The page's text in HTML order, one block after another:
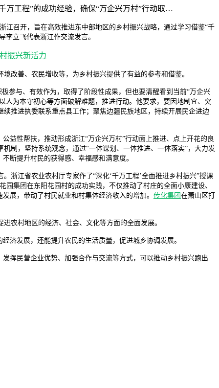
万工程”的成功经验，确保“万企兴万村”行动取…
江召开，旨在高效推进东中部地区的乡村振兴战略，通过学习借鉴“千
李立飞代表浙江作交流发言。
境改善、农民增收等，为乡村振兴提供了有益的参考和借鉴。
参与、有效作为，取得了阶段性成果，但也要清醒看到当前“万企兴
人为本守初心等方面破解难题，推进行动。他要求，要因地制宜、突
推进执委联系重点县工作；聚焦边疆民族地区，持续开展民企进边
益性帮扶，推动形成浙江“万企兴万村”行动面上推进、点上开花的良
制，坚持系统观念，通过“一体谋划、一体推进、一体落实”，大力发
断提升村民的获得感、幸福感和满意度。
浙江省农业农村厅专家作了“深化‘千万工程’全面推进乡村振兴”授课
集团在东阳花园村的成功实践，不仅推动了村庄的全面小康建设、
展，带动了村民就业和村集体经济收入的增加。 传化集团在萧山区打
农村地区的经济、社会、文化等方面的全面发展。
济发展，还能提升农民的生活质量，促进城乡协调发展。
挥民营企业优势、加强合作与交流等方式，可以推动乡村振兴跑出